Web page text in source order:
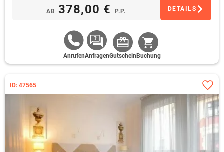
AB 378,00 € P.P. DETAILS
AnrufenAnfragenGutschein Buchung
ID: 47565